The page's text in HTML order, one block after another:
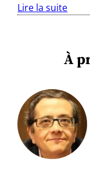
Lire la suite
À